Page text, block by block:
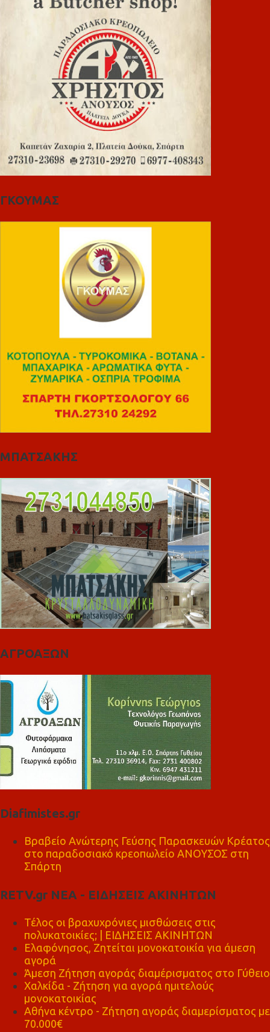
ΓΚΟΥΜΑΣ
ΜΠΑΤΣΑΚΗΣ
ΑΓΡΟΑΞΩΝ
Diafimistes.gr
Βραβείο Ανώτερης Γεύσης Παρασκευών Κρέατος
στο παραδοσιακό κρεοπωλείο ΑΝΟΥΣΟΣ στη
Σπάρτη
RETV.gr ΝΕΑ - ΕΙΔΗΣΕΙΣ ΑΚΙΝΗΤΩΝ
Τέλος οι βραχυχρόνιες μισθώσεις στις
πολυκατοικίες; | ΕΙΔΗΣΕΙΣ ΑΚΙΝΗΤΩΝ
Ελαφόνησος, Ζητείται μονοκατοικία για άμεση
αγορά
Άμεση Ζήτηση αγοράς διαμέρισματος στο Γύθειο
Χαλκίδα - Ζήτηση για αγορά ημιτελούς
μονοκατοικίας
Αθήνα κέντρο - Ζήτηση αγοράς διαμερίσματος με
70.000€